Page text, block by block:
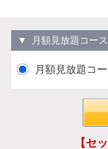
▼ 月額見放題コー
月額見放題コ
【セ